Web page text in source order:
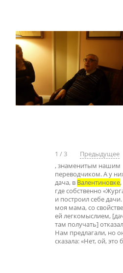
1 /3 Предыдущее
, знаменитым нашим
переводчиком. А у
дача, в Валентиновке,
где собственно
и построил себе
моя мама, со
ей легкомыслием,
там получать]
Нам предлагали, но
сказала: «Нет, ой, это